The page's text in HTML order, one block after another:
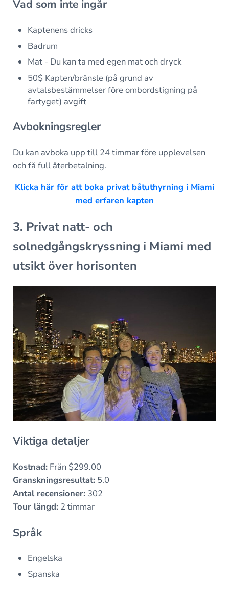
Vad som inte ingår
Kaptenens dricks
Badrum
Mat - Du kan ta med egen mat och dryck
50$ Kapten/bränsle (på grund av
avtalsbestämmelser före ombordstigning på
fartyget) avgift
Avbokningsregler
Du kan avboka upp till 24 timmar före upplevelsen
och få full återbetalning.
Klicka här för att boka privat båtuthyrning i Miami
med erfaren kapten
3. Privat natt- och
solnedgångskryssning i Miami med
utsikt över horisonten
Viktiga detaljer
Kostnad:Från $299.00
Granskningsresultat:5.0
Antal recensioner:302
Tour längd:2 timmar
Språk
Engelska
Spanska